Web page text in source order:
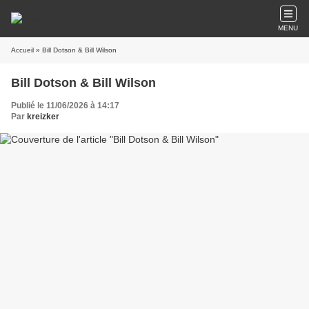
MENU
Accueil » Bill Dotson & Bill Wilson
Bill Dotson & Bill Wilson
Publié le 11/06/2026 à 14:17
Par kreizker